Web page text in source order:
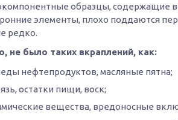
образцы, содержащие в
элементы, плохо поддаются
редко.
не было таких вкраплений, как:
нефтепродуктов, масляные пятна;
остатки пищи, воск;
вещества, вредоносные